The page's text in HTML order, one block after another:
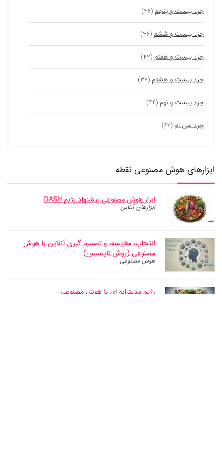
جزء بیست و پنجم (۳۶)
جزء بیست و ششم (۳۶)
جزء بیست و هفتم (۴۲)
جزء بیست و هشتم (۳۷)
جزء بیست و نهم (۴۴)
جزء سی ام (۶۲)
ابزارهای هوش مصنوعی نقطه
ابزار هوش مصنوعی پیشنهاد رژیم DASH
ابزارهای آنلاین
انتخاب، مقایسه، و تصمیم گیری آنلاین با هوش
مصنوعی (روش تاپسیس)
هوش مصنوعی
رژیم مدیترانه ای با هوش مصنوعی